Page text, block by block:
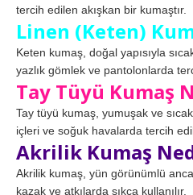
tercih edilen akışkan bir kumaştır.
Linen (Keten)
Keten kumaş, doğal yapısıyla
yazlık gömlek ve pantolonlarda
Tay Tüyü Kumaş
Tay tüyü kumaş, yumuşak ve
içleri ve soğuk havalarda tercih
Akrilik Kumaş
Akrilik kumaş, yün görünümlü
kazak ve atkılarda sıkça kullanılır.